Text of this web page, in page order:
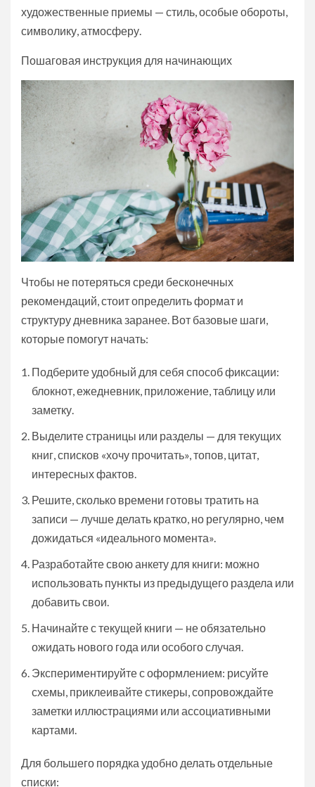
художественные приемы — стиль, особые обороты,
символику, атмосферу.
Пошаговая инструкция для начинающих
Чтобы не потеряться среди бесконечных
рекомендаций, стоит определить формат и
структуру дневника заранее. Вот базовые шаги,
которые помогут начать:
Подберите удобный для себя способ фиксации:
блокнот, ежедневник, приложение, таблицу или
заметку.
Выделите страницы или разделы — для текущих
книг, списков «хочу прочитать», топов, цитат,
интересных фактов.
Решите, сколько времени готовы тратить на
записи — лучше делать кратко, но регулярно, чем
дожидаться «идеального момента».
Разработайте свою анкету для книги: можно
использовать пункты из предыдущего раздела или
добавить свои.
Начинайте с текущей книги — не обязательно
ожидать нового года или особого случая.
Экспериментируйте с оформлением: рисуйте
схемы, приклеивайте стикеры, сопровождайте
заметки иллюстрациями или ассоциативными
картами.
Для большего порядка удобно делать отдельные
списки: